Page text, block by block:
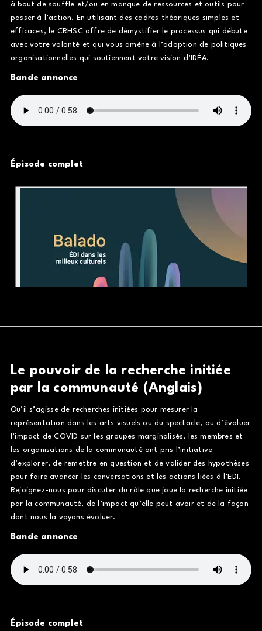
à bout de souffle et/ou en manque de ressources et outils pour
passer à l’action. En utilisant des cadres théoriques simples et
efficaces, le CRHSC offre de démystifier le processus qui débute
avec votre volonté et qui vous amène à l’adoption de politiques
organisationnelles qui soutiennent votre vision d’IDÉA.
Bande annonce
Épisode complet
Le pouvoir de la recherche initiée
par la communauté (Anglais)
Qu’il s’agisse de recherches initiées pour mesurer la
représentation dans les arts visuels ou du spectacle, ou d’évaluer
l’impact de COVID sur les groupes marginalisés, les membres et
les organisations de la communauté ont pris l’initiative
d’explorer, de remettre en question et de valider des hypothèses
pour faire avancer les conversations et les actions liées à l’EDI.
Rejoignez-nous pour discuter du rôle que joue la recherche initiée
par la communauté, de l’impact qu’elle peut avoir et de la façon
dont nous la voyons évoluer.
Bande annonce
Épisode complet